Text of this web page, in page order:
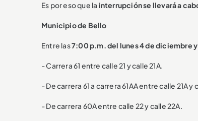
Es por eso que la interrupción se llevará a
Municipio de Bello
Entre las7:00 p.m. del lunes 4 de diciembre
- Carrera 61 entre calle 21 y calle 21A.
- De carrera 61 a carrera 61AA entre calle 21A y
- De carrera 60A entre calle 22 y calle 22A.